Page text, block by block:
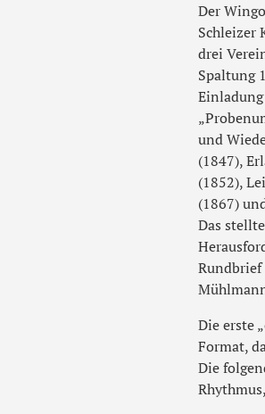
Der
Schleizer
drei
Spaltung
und
(1847),
(1852),
(1867)
Das
Rundbrief
Die erste
Format,
Die